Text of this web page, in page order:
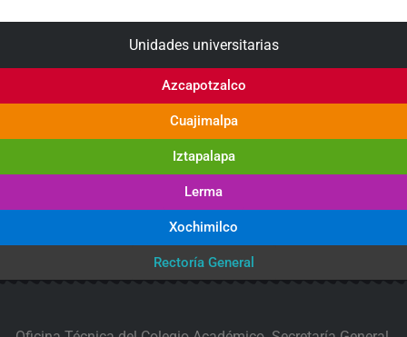
Unidades universitarias
Azcapotzalco
Cuajimalpa
Iztapalapa
Lerma
Xochimilco
Rectoría General